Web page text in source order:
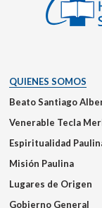
QUIENES SOMOS
Beato Santiago
Venerable Tecla
Espiritualidad
Misión Paulina
Lugares de Origen
Gobierno General